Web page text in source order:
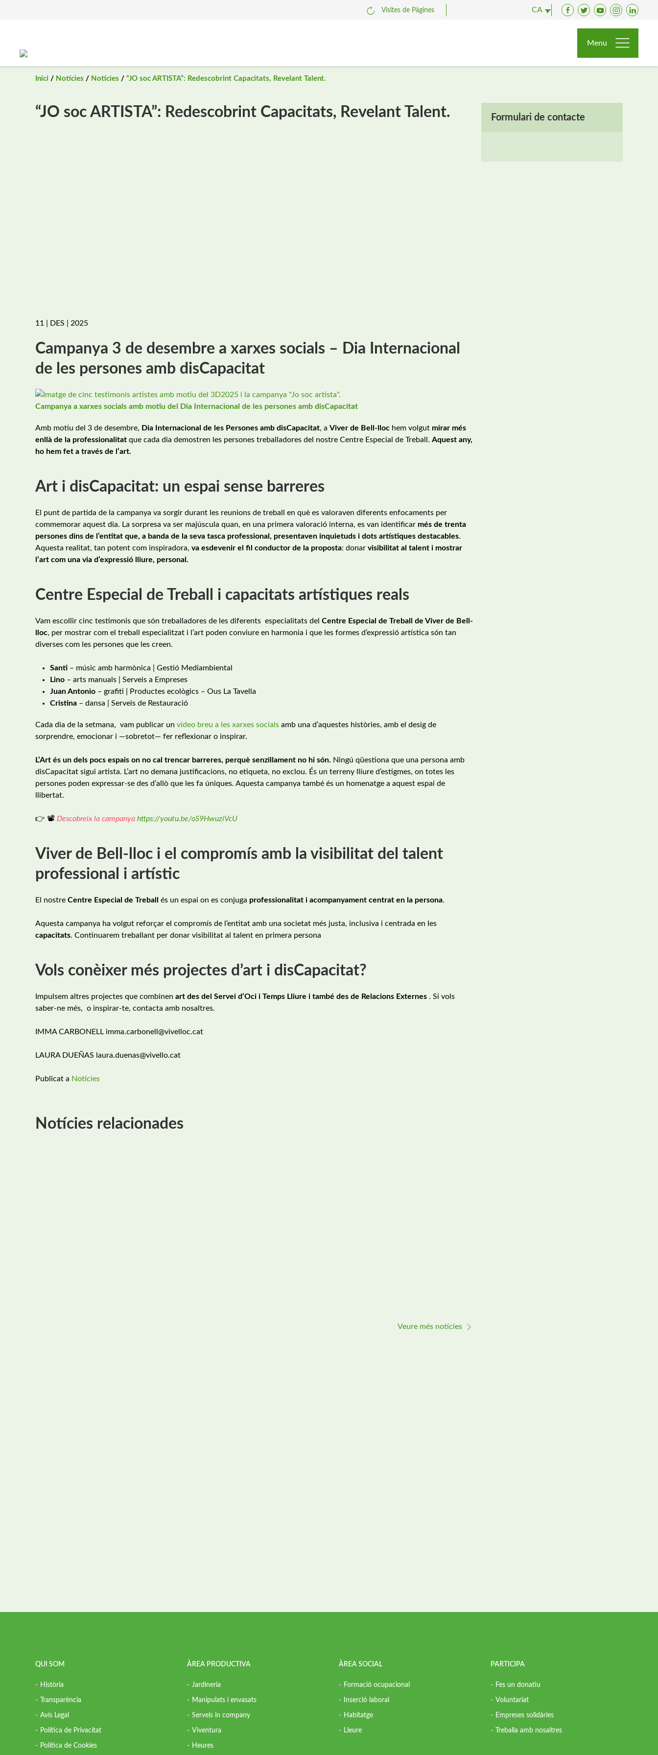
Visites de Pàgines CA
Facebook
TwitterYouTubeInstagram
Menu
Inici / Notícies / Notícies / “JO soc ARTISTA”: Redescobrint Capacitats, Revelant Talent.
“JO soc ARTISTA”: Redescobrint Capacitats, Revelant Talent.
11 | DES | 2025
Campanya 3 de desembre a xarxes socials – Dia Internacional
de les persones amb disCapacitat
Campanya a xarxes socials amb motiu del Dia Internacional de les persones amb disCapacitat
Amb motiu del 3 de desembre, Dia Internacional de les Persones amb disCapacitat, a Viver de Bell-lloc hem volgut mirar més
enllà de la professionalitat que cada dia demostren les persones treballadores del nostre Centre Especial de Treball. Aquest any,
ho hem fet a través de l’art.
Art i disCapacitat: un espai sense barreres
El punt de partida de la campanya va sorgir durant les reunions de treball en què es valoraven diferents enfocaments per
commemorar aquest dia. La sorpresa va ser majúscula quan, en una primera valoració interna, es van identificar més de trenta
persones dins de l’entitat que, a banda de la seva tasca professional, presentaven inquietuds i dots artístiques destacables.
Aquesta realitat, tan potent com inspiradora, va esdevenir el fil conductor de la proposta: donar visibilitat al talent i mostrar
l’art com una via d’expressió lliure, personal.
Centre Especial de Treball i capacitats artístiques reals
Vam escollir cinc testimonis que són treballadores de les diferents especialitats del Centre Especial de Treball de Viver de Bell-
lloc, per mostrar com el treball especialitzat i l’art poden conviure en harmonia i que les formes d’expressió artística són tan
diverses com les persones que les creen.
Santi – músic amb harmònica | Gestió Mediambiental
Lino – arts manuals | Serveis a Empreses
Juan Antonio – grafiti | Productes ecològics – Ous La Tavella
Cristina – dansa | Serveis de Restauració
Cada dia de la setmana, vam publicar un vídeo breu a les xarxes socials amb una d’aquestes històries, amb el desig de
sorprendre, emocionar i —sobretot— fer reflexionar o inspirar.
L’Art és un dels pocs espais on no cal trencar barreres, perquè senzillament no hi són. Ningú qüestiona que una persona amb
disCapacitat sigui artista. L’art no demana justificacions, no etiqueta, no exclou. És un terreny lliure d’estigmes, on totes les
persones poden expressar-se des d’allò que les fa úniques. Aquesta campanya també és un homenatge a aquest espai de
llibertat.
👉 📽️ Descobreix la campanya https://youtu.be/oS9HwuziVcU
Viver de Bell-lloc i el compromís amb la visibilitat del talent
professional i artístic
El nostre Centre Especial de Treball és un espai on es conjuga professionalitat i acompanyament centrat en la persona.
Aquesta campanya ha volgut reforçar el compromís de l’entitat amb una societat més justa, inclusiva i centrada en les
capacitats. Continuarem treballant per donar visibilitat al talent en primera persona
Vols conèixer més projectes d’art i disCapacitat?
Impulsem altres projectes que combinen art des del Servei d’Oci i Temps Lliure i també des de Relacions Externes . Si vols
saber-ne més, o inspirar-te, contacta amb nosaltres.
IMMA CARBONELL imma.carbonell@vivelloc.cat
LAURA DUEÑAS laura.duenas@vivello.cat
Publicat a Notícies
Notícies relacionades
Veure més notícies
Formulari de contacte
QUI SOM
Història
Transparència
Avís Legal
Política de Privacitat
Política de Cookies
ÀREA PRODUCTIVA
Jardineria
Manipulats i envasats
Serveis in company
Viventura
Heures
ÀREA SOCIAL
Formació ocupacional
Inserció laboral
Habitatge
Lleure
PARTICIPA
Fes un donatiu
Voluntariat
Empreses solidàries
Treballa amb nosaltres